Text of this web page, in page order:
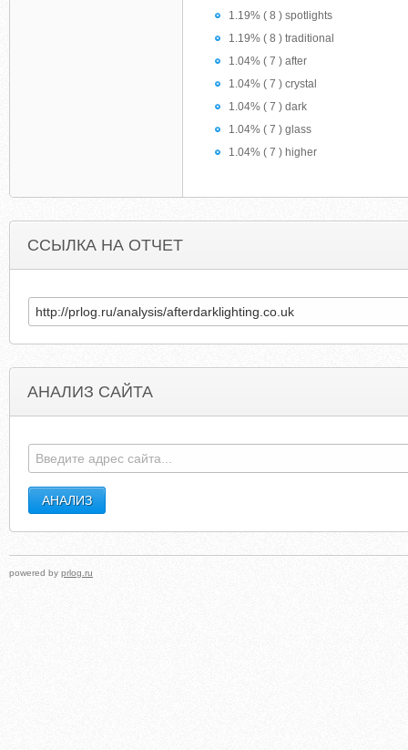
1.19% ( 8 ) spotlights
1.19% ( 8 ) traditional
1.04% ( 7 ) after
1.04% ( 7 ) crystal
1.04% ( 7 ) dark
1.04% ( 7 ) glass
1.04% ( 7 ) higher
ССЫЛКА НА ОТЧЕТ
АНАЛИЗ САЙТА
powered by prlog.ru